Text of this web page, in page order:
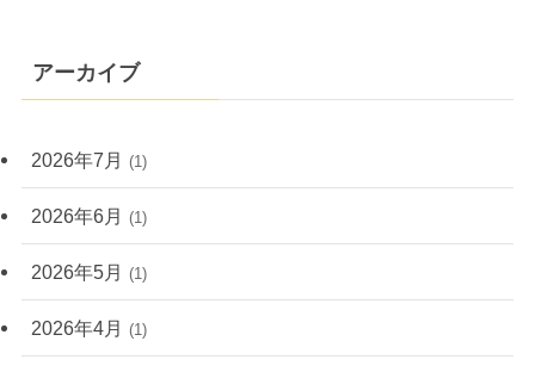
アーカイブ
2026年7月 (1)
2026年6月 (1)
2026年5月 (1)
2026年4月 (1)